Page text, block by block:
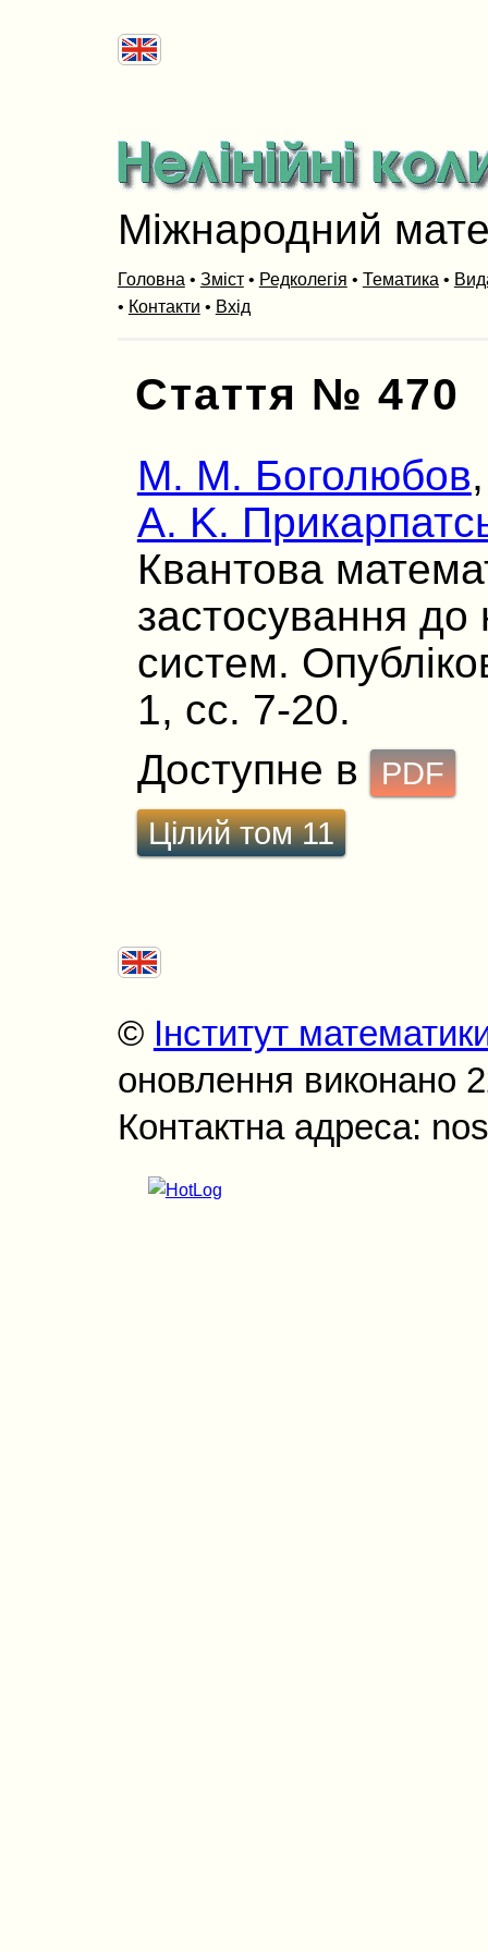
Міжнародний
Головна • Зміст• Редколегія • Тематика •
• Контакти • Вхід
Стаття № 470
М. М. Боголюбов
А. K.
Квантова
застосування до
систем.
1, сс. 7-20.
Доступне в
PDF
Цілий том 11
© Інститут
оновлення виконано
Контактна адреса: